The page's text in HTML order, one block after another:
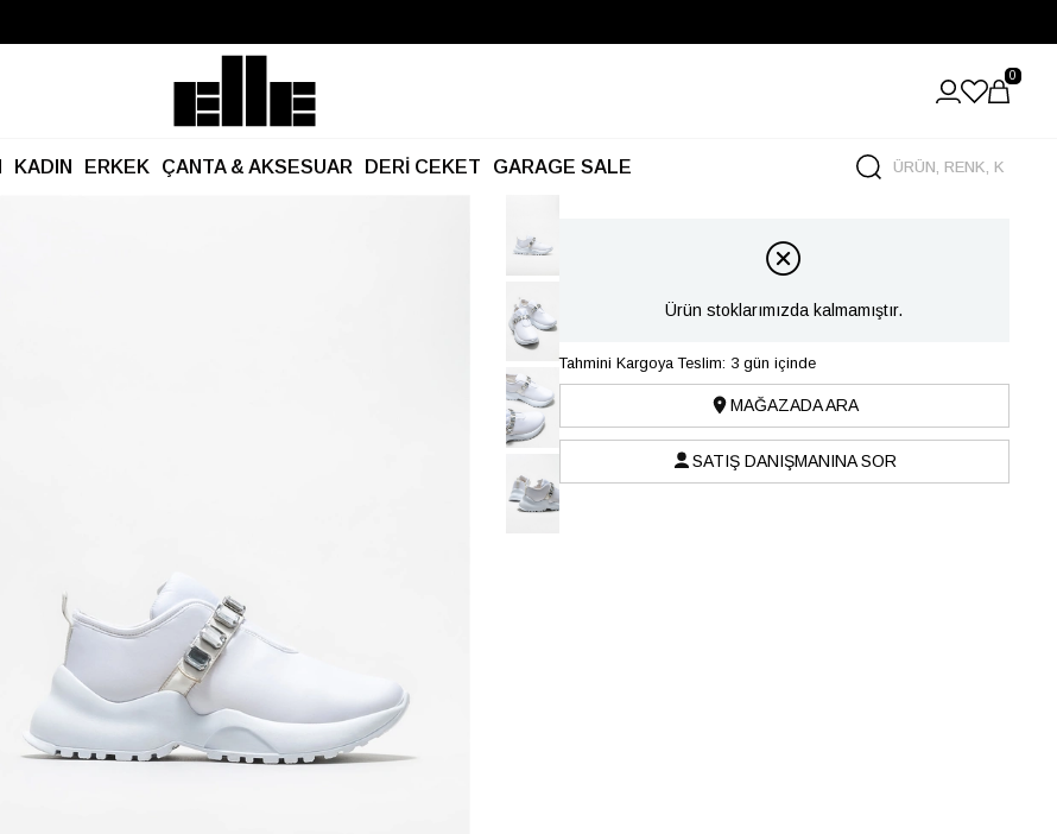
Kargo Ücretsiz!
0
KADIN ERKEK ÇANTA & AKSESUAR DERİ CEKET GARAGE SALE
Ürün stoklarımızda kalmamıştır.
Tahmini Kargoya Teslim: 3 gün içinde
MAĞAZADA ARA
SATIŞ DANIŞMANINA SOR